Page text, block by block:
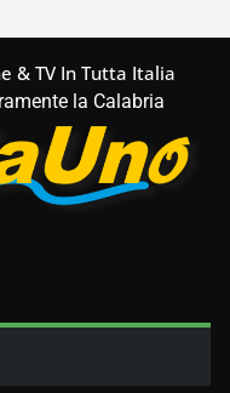
& TV In Tutta Italia
la Calabria